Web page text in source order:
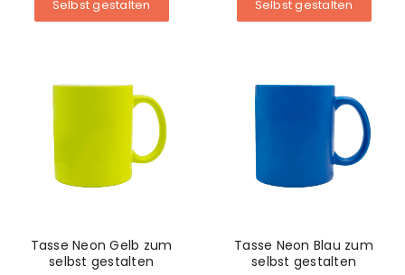
Selbst gestalten Selbst gestalten
Tasse Neon Gelb zum
selbst gestalten
Tasse Neon Blau zum
selbst gestalten